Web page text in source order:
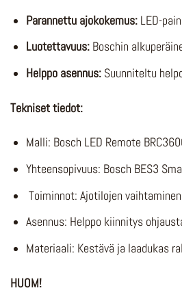
Parannettu ajokokemus:LED-
Luotettavuus:Boschin
Helppo asennus:Suunniteltu
Tekniset tiedot:
Malli: Bosch LED Remote
Yhteensopivuus: Bosch BES3
Toiminnot: Ajotilojen
Asennus: Helppo kiinnitys
Materiaali: Kestävä ja laadukas
HUOM!